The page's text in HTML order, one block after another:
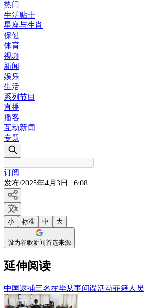
热门
生活贴士
星座与生肖
保健
体育
视频
新闻
娱乐
生活
系列节目
直播
播客
互动新闻
专题
订阅
发布/2025年4月3日 16:08
小 标准 中 大
设为谷歌新闻首选来源
延伸阅读
中国逮捕三名在华从事间谍活动菲籍人员